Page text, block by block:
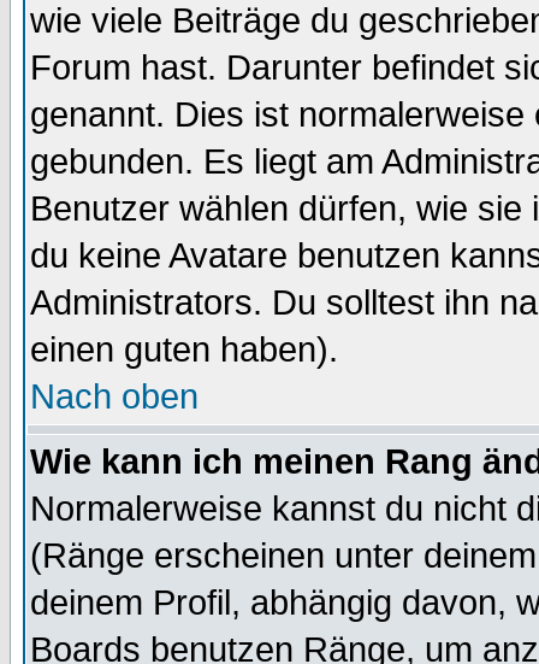
wie viele Beiträge du
Forum hast. Darunter befindet
genannt. Dies ist
gebunden. Es liegt am
Benutzer wählen dürfen, wie
du keine Avatare benutzen
Administrators. Du solltest ihn
einen guten haben).
Nach oben
Wie kann ich meinen Rang
Normalerweise kannst du nicht
(Ränge erscheinen unter
deinem Profil, abhängig davon,
Boards benutzen Ränge, um